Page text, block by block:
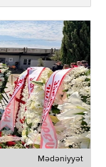
Mədəniyyət